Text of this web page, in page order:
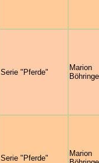
Serie "Pferde"
Marion
Serie "Pferde"
Marion